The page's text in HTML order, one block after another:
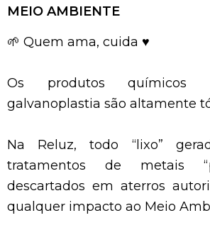
MEIO AMBIENTE
🌱 Quem ama, cuida ♥
Os produtos químicos
galvanoplastia são altamente
Na Reluz, todo “lixo”
tratamentos de metais
descartados em aterros
qualquer impacto ao Meio